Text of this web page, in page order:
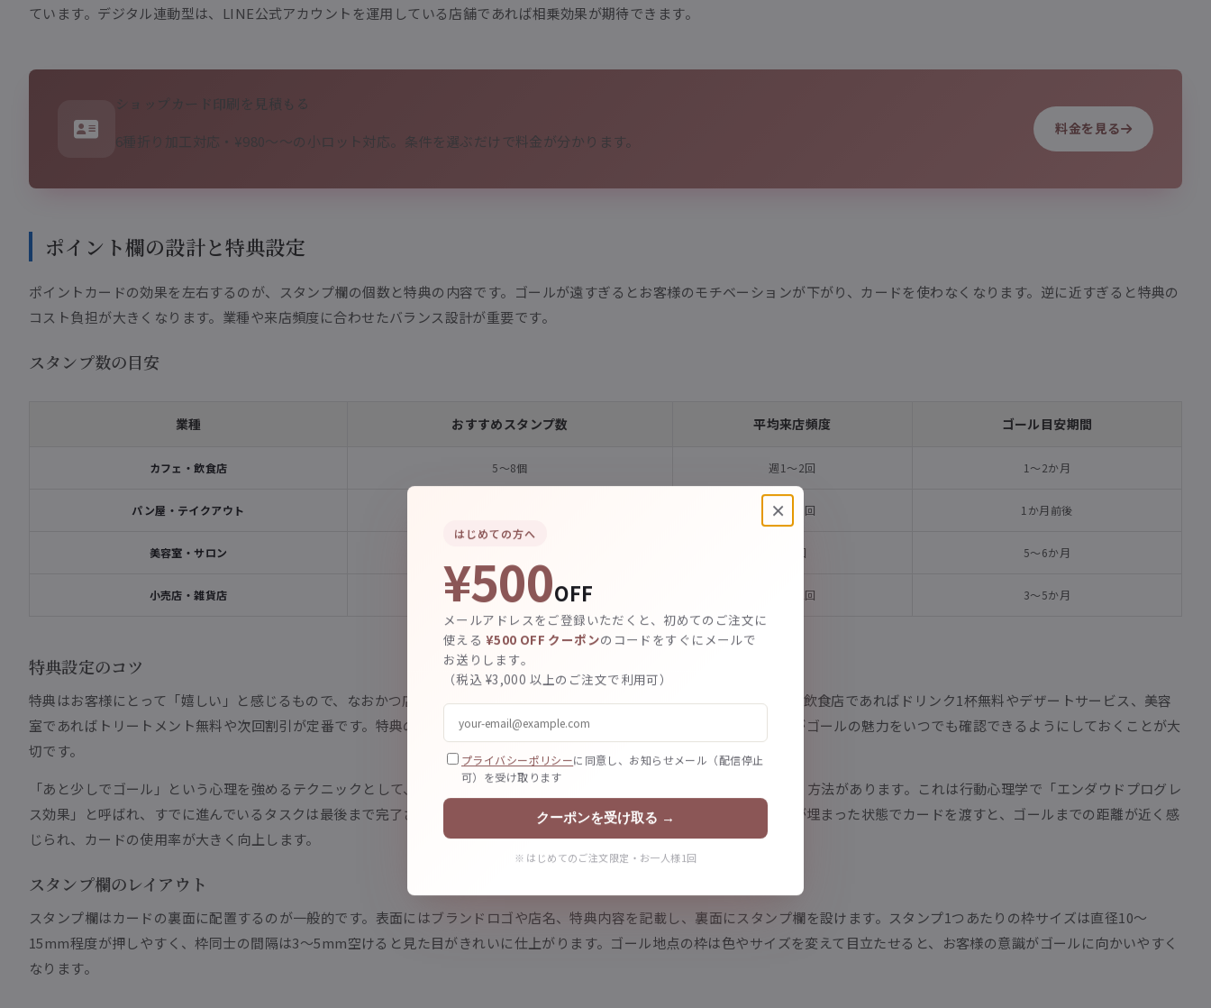
ています。デジタル連動型は、LINE公式アカウントを運用している店舗であれば相乗効果が期待できます。
ショップカード印刷を見積もる
6種折り加工対応・¥980〜〜の小ロット対応。条件を選ぶだけで料金が分かります。
料金を見る
ポイント欄の設計と特典設定
ポイントカードの効果を左右するのが、スタンプ欄の個数と特典の内容です。ゴールが遠すぎるとお客様のモチベーションが下がり、カードを使わなくなります。逆に近すぎると特典の
コスト負担が大きくなります。業種や来店頻度に合わせたバランス設計が重要です。
スタンプ数の目安
業種 おすすめスタンプ数 平均来店頻度 ゴール目安期間
カフェ・飲食店 5〜8個 週1〜2回 1〜2か月
パン屋・テイクアウト 週2〜3回 1か月前後
美容室・サロン 月1回 5〜6か月
小売店・雑貨店 6〜10個 月1〜2回 3〜5か月
特典設定のコツ
特典はお客様にとって「嬉しい」と感じるもので、なおかつ店舗にとってコスト負担が大きすぎないものを設定しましょう。飲食店であればドリンク1杯無料やデザートサービス、美容
室であればトリートメント無料や次回割引が定番です。特典の内容はカードの表面または裏面にはっきりと記載し、お客様がゴールの魅力をいつでも確認できるようにしておくことが大
切です。
「あと少しでゴール」という心理を強めるテクニックとして、初回来店時に最初の1〜2個のスタンプをあらかじめ押しておく方法があります。これは行動心理学で「エンダウドプログレ
ス効果」と呼ばれ、すでに進んでいるタスクは最後まで完了させたくなるという人間の性質を活用したものです。8個中2個が埋まった状態でカードを渡すと、ゴールまでの距離が近く感
じられ、カードの使用率が大きく向上します。
スタンプ欄のレイアウト
スタンプ欄はカードの裏面に配置するのが一般的です。表面にはブランドロゴや店名、特典内容を記載し、裏面にスタンプ欄を設けます。スタンプ1つあたりの枠サイズは直径10〜
15mm程度が押しやすく、枠同士の間隔は3〜5mm空けると見た目がきれいに仕上がります。ゴール地点の枠は色やサイズを変えて目立たせると、お客様の意識がゴールに向かいやすく
なります。
×
はじめての方へ
¥500OFF
メールアドレスをご登録いただくと、初めてのご注文に
使える ¥500 OFF クーポンのコードをすぐにメールで
お送りします。
（税込 ¥3,000 以上のご注文で利用可）
プライバシーポリシーに同意し、お知らせメール（配信停止
可）を受け取ります
クーポンを受け取る →
※ はじめてのご注文限定・お一人様1回